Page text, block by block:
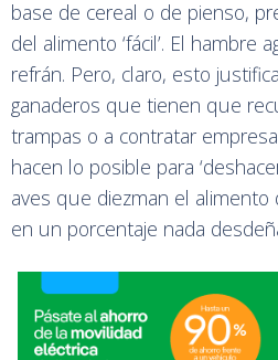
base de cereal o de pienso,
del alimento ‘fácil’. El hambre
refrán. Pero, claro, esto
ganaderos que tienen que
trampas o a contratar
hacen lo posible para
aves que diezman el alimento
en un porcentaje nada